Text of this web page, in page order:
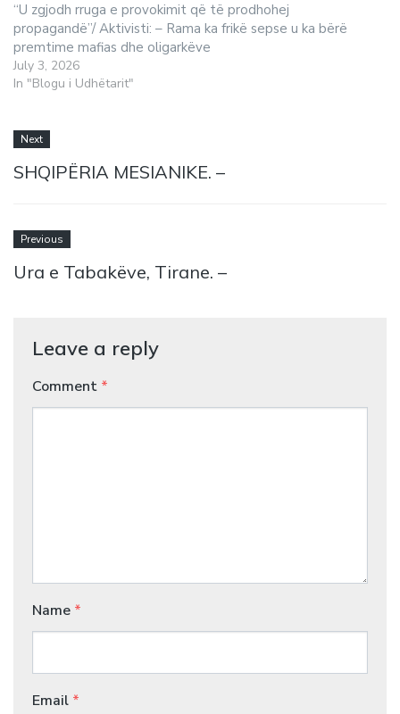
“U zgjodh rruga e provokimit që të prodhohej
propagandë”/ Aktivisti: – Rama ka frikë sepse u ka bërë
premtime mafias dhe oligarkëve
July 3, 2026
In "Blogu i Udhëtarit"
Next
SHQIPËRIA MESIANIKE. –
Previous
Ura e Tabakëve, Tirane. –
Leave a reply
Comment *
Name *
Email *